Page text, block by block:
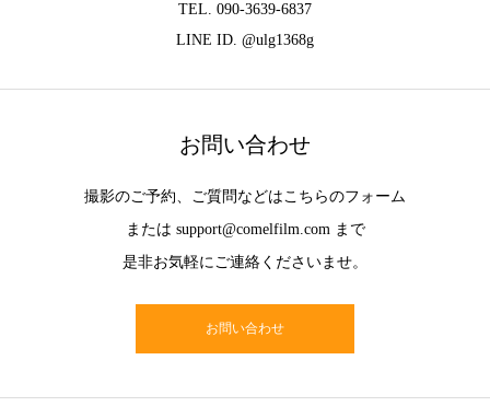
TEL. 090-3639-6837
LINE ID. @ulg1368g
お問い合わせ
撮影のご予約、ご質問などはこちらのフォーム
または support@comelfilm.com まで
是非お気軽にご連絡くださいませ。
お問い合わせ